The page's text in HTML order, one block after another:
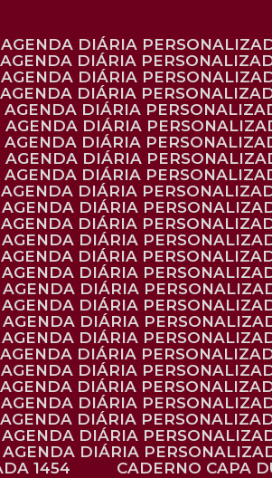
AGENDA DIÁRIA
AGENDA DIÁRIA
AGENDA DIÁRIA
AGENDA DIÁRIA
AGENDA DIÁRIA
AGENDA DIÁRIA
AGENDA DIÁRIA
AGENDA DIÁRIA
AGENDA DIÁRIA
AGENDA DIÁRIA
AGENDA DIÁRIA
AGENDA DIÁRIA
AGENDA DIÁRIA
AGENDA DIÁRIA
AGENDA DIÁRIA
AGENDA DIÁRIA
AGENDA DIÁRIA
AGENDA DIÁRIA
AGENDA DIÁRIA
AGENDA DIÁRIA
AGENDA DIÁRIA
AGENDA DIÁRIA
AGENDA DIÁRIA
AGENDA DIÁRIA
AGENDA DIÁRIA
AGENDA DIÁRIA
1454
CADERNO CAPA